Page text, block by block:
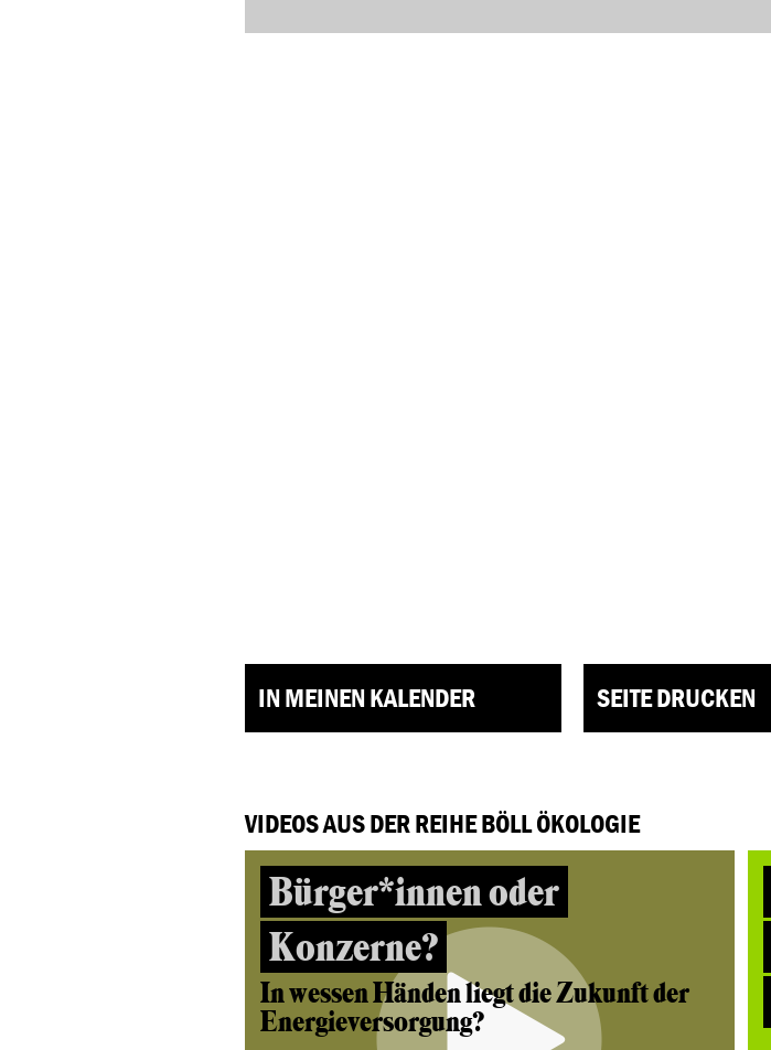
IN MEINEN KALENDER SEITE DRUCKEN
VIDEOS AUS DER REIHE BÖLL ÖKOLOGIE
Bürger*innen oder
Konzerne?
In wessen Händen liegt die Zukunft der
Energieversorgung?